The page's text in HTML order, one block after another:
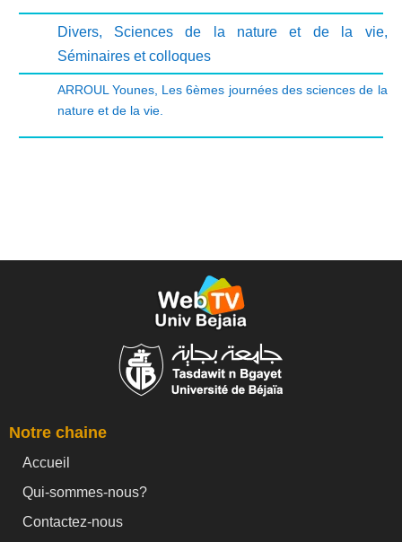
Divers, Sciences de la nature et de la vie,
Séminaires et colloques
ARROUL Younes, Les 6èmes journées des sciences de la
nature et de la vie.
Notre chaine
Accueil
Qui-sommes-nous?
Contactez-nous